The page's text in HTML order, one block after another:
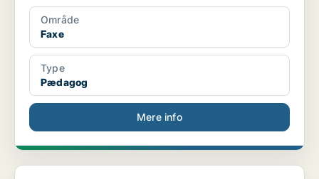
Område
Faxe
Type
Pædagog
Mere info
Generalist med policykompetencer til Børne- og Ung...